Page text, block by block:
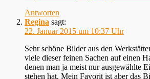
Antworten
Regina sagt:
22. Januar 2015 um 10:37 Uhr
Sehr schöne Bilder aus den
viele dieser feinen Sachen auf einen
denen man ja meist nur ausgewählte
stehen hat. Mein Favorit ist aber das